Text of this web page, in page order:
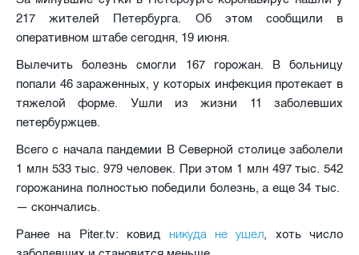
217 жителей Петербурга. Об этом сообщили в
оперативном штабе сегодня, 19 июня.
Вылечить болезнь смогли 167 горожан. В больницу
попали 46 зараженных, у которых инфекция протекает в
тяжелой форме. Ушли из жизни 11 заболевших
петербуржцев.
Всего с начала пандемии В Северной столице заболели
1 млн 533 тыс. 979 человек. При этом 1 млн 497 тыс. 542
горожанина полностью победили болезнь, а еще 34 тыс.
— скончались.
Ранее на Piter.tv: ковид никуда не ушел, хоть число